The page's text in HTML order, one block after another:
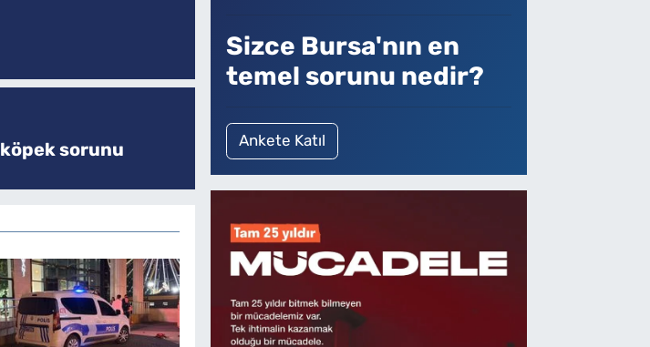
sorunu
Sizce Bursa'nın en
temel sorunu nedir?
Ankete Katıl